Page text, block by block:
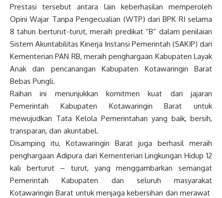
Prestasi tersebut antara lain keberhasilan memperoleh
Opini Wajar Tanpa Pengecualian (WTP) dari BPK RI selama
8 tahun berturut-turut, meraih predikat “B” dalam penilaian
Sistem Akuntabilitas Kinerja Instansi Pemerintah (SAKIP) dari
Kementerian PAN RB, meraih penghargaan Kabupaten Layak
Anak dan pencanangan Kabupaten Kotawaringin Barat
Bebas Pungli.
Raihan ini menunjukkan komitmen kuat dari jajaran
Pemerintah Kabupaten Kotawaringin Barat untuk
mewujudkan Tata Kelola Pemerintahan yang baik, bersih,
transparan, dan akuntabel.
Disamping itu, Kotawaringin Barat juga berhasil meraih
penghargaan Adipura dari Kementerian Lingkungan Hidup 12
kali berturut – turut, yang menggambarkan semangat
Pemerintah Kabupaten dan seluruh masyarakat
Kotawaringin Barat untuk menjaga kebersihan dan merawat